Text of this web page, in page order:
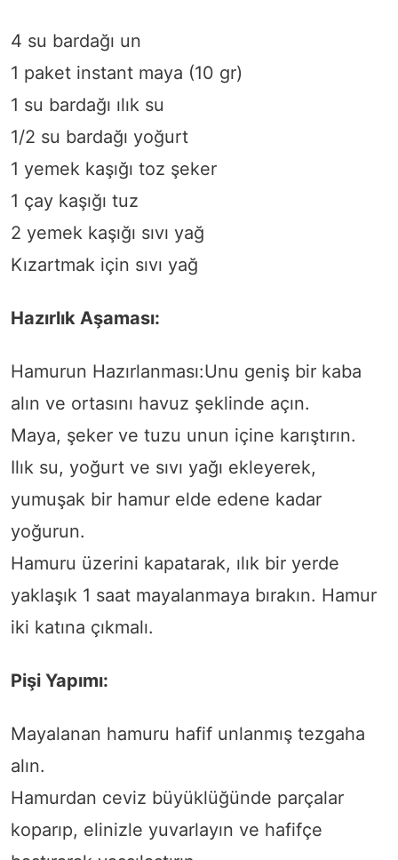
4 su bardağı un
1 paket instant maya (10 gr)
1 su bardağı ılık su
1/2 su bardağı yoğurt
1 yemek kaşığı toz şeker
1 çay kaşığı tuz
2 yemek kaşığı sıvı yağ
Kızartmak için sıvı yağ
Hazırlık Aşaması:
Hamurun Hazırlanması:Unu geniş bir kaba
alın ve ortasını havuz şeklinde açın.
Maya, şeker ve tuzu unun içine karıştırın.
Ilık su, yoğurt ve sıvı yağı ekleyerek,
yumuşak bir hamur elde edene kadar
yoğurun.
Hamuru üzerini kapatarak, ılık bir yerde
yaklaşık 1 saat mayalanmaya bırakın. Hamur
iki katına çıkmalı.
Pişi Yapımı:
Mayalanan hamuru hafif unlanmış tezgaha
alın.
Hamurdan ceviz büyüklüğünde parçalar
koparıp, elinizle yuvarlayın ve hafifçe